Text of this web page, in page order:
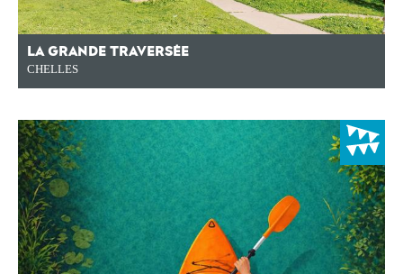
LA GRANDE TRAVERSÉE
CHELLES